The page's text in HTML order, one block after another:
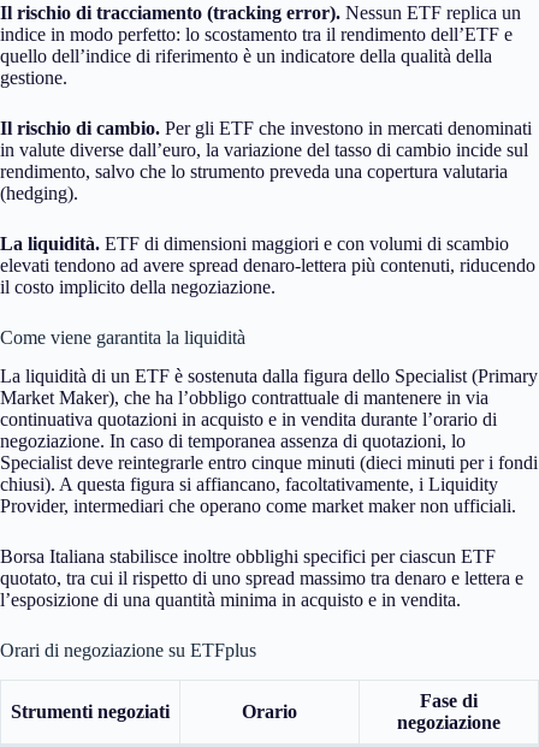
Il rischio di tracciamento (tracking error). Nessun ETF replica un
indice in modo perfetto: lo scostamento tra il rendimento dell’ETF e
quello dell’indice di riferimento è un indicatore della qualità della
gestione.
Il rischio di cambio. Per gli ETF che investono in mercati denominati
in valute diverse dall’euro, la variazione del tasso di cambio incide sul
rendimento, salvo che lo strumento preveda una copertura valutaria
(hedging).
La liquidità. ETF di dimensioni maggiori e con volumi di scambio
elevati tendono ad avere spread denaro-lettera più contenuti, riducendo
il costo implicito della negoziazione.
Come viene garantita la liquidità
La liquidità di un ETF è sostenuta dalla figura dello Specialist (Primary
Market Maker), che ha l’obbligo contrattuale di mantenere in via
continuativa quotazioni in acquisto e in vendita durante l’orario di
negoziazione. In caso di temporanea assenza di quotazioni, lo
Specialist deve reintegrarle entro cinque minuti (dieci minuti per i fondi
chiusi). A questa figura si affiancano, facoltativamente, i Liquidity
Provider, intermediari che operano come market maker non ufficiali.
Borsa Italiana stabilisce inoltre obblighi specifici per ciascun ETF
quotato, tra cui il rispetto di uno spread massimo tra denaro e lettera e
l’esposizione di una quantità minima in acquisto e in vendita.
Orari di negoziazione su ETFplus
Strumenti negoziati Orario
Fase di
negoziazione